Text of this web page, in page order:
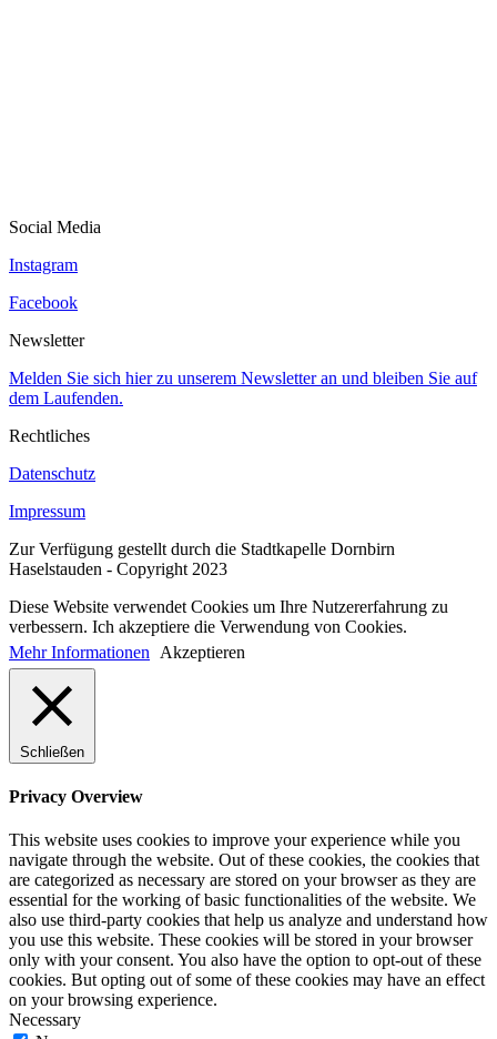
Social Media
Instagram
Facebook
Newsletter
Melden Sie sich hier zu unserem Newsletter an und bleiben Sie auf
dem Laufenden.
Rechtliches
Datenschutz
Impressum
Zur Verfügung gestellt durch die Stadtkapelle Dornbirn
Haselstauden - Copyright 2023
Diese Website verwendet Cookies um Ihre Nutzererfahrung zu
verbessern. Ich akzeptiere die Verwendung von Cookies.
Mehr Informationen
Akzeptieren
Schließen
Privacy Overview
This website uses cookies to improve your experience while you
navigate through the website. Out of these cookies, the cookies that
are categorized as necessary are stored on your browser as they are
essential for the working of basic functionalities of the website. We
also use third-party cookies that help us analyze and understand how
you use this website. These cookies will be stored in your browser
only with your consent. You also have the option to opt-out of these
cookies. But opting out of some of these cookies may have an effect
on your browsing experience.
Necessary